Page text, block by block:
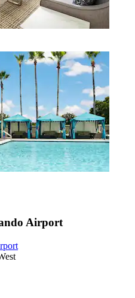
Airport